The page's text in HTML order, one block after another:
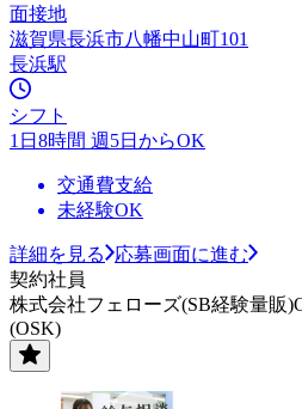
面接地
滋賀県長浜市八幡中山町101
長浜駅
シフト
1日8時間 週5日からOK
交通費支給
未経験OK
詳細を見る
応募画面に進む
契約社員
株式会社フェローズ(SB経験量販
(OSK)